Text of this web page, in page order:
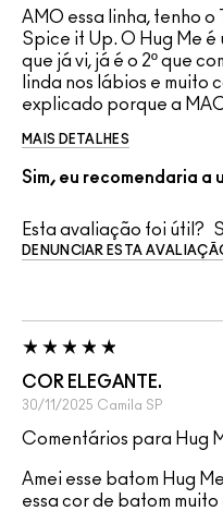
AMO essa linha, tenho o
Spice it Up. O Hug Me é
que já vi, já é o 2º que
linda nos lábios e muito
explicado porque a
MAIS DETALHES
Sim, eu recomendaria a
Esta avaliação foi útil?
DENUNCIAR ESTA
COR ELEGANTE.
30/11/2025 Camila SP
Comentários para Hug
Amei esse batom Hug
essa cor de batom